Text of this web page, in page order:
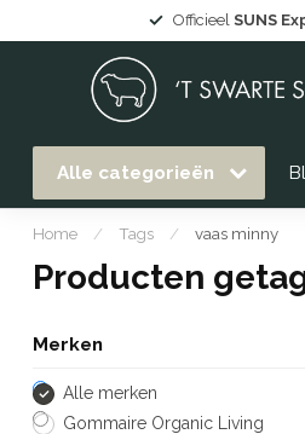
Officieel SUNS
Alle categorieën
Home / Tags / vaas minny
Producten
Merken
Alle merken
Gommaire Organic Living